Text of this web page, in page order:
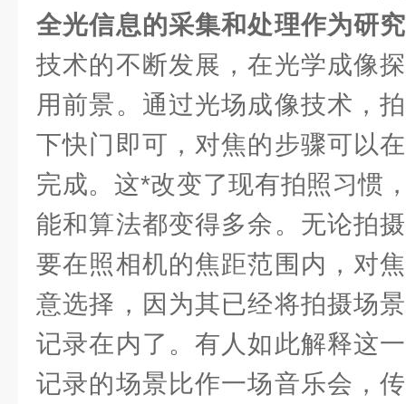
全光信息的采集和处理作为研
技术的不断发展，在光学成像
用前景。通过光场成像技术，
下快门即可，对焦的步骤可以
完成。这*改变了现有拍照习惯
能和算法都变得多余。无论拍
要在照相机的焦距范围内，对
意选择，因为其已经将拍摄场
记录在内了。有人如此解释这
记录的场景比作一场音乐会，